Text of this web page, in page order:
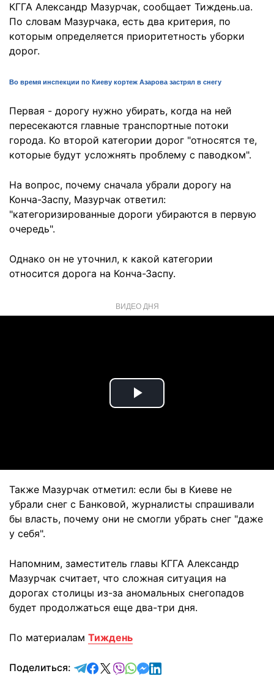
КГГА Александр Мазурчак, сообщает Тиждень.ua.
По словам Мазурчака, есть два критерия, по
которым определяется приоритетность уборки
дорог.
Во время инспекции по Киеву кортеж Азарова застрял в снегу
Первая - дорогу нужно убирать, когда на ней
пересекаются главные транспортные потоки
города. Ко второй категории дорог "относятся те,
которые будут усложнять проблему с паводком".
На вопрос, почему сначала убрали дорогу на
Конча-Заспу, Мазурчак ответил:
"категоризированные дороги убираются в первую
очередь".
Однако он не уточнил, к какой категории
относится дорога на Конча-Заспу.
ВИДЕО ДНЯ
Play
Также Мазурчак отметил: если бы в Киеве не
убрали снег с Банковой, журналисты спрашивали
бы власть, почему они не смогли убрать снег "даже
у себя".
Напомним, заместитель главы КГГА Александр
Мазурчак считает, что сложная ситуация на
дорогах столицы из-за аномальных снегопадов
будет продолжаться еще два-три дня.
По материалам Тиждень
Поделиться: отправить в Telegram
поделиться в Facebook
поделиться в X
отправить в Viber
отправить в Whatsapp
отправить в Messenger
отправить в LinkedIn